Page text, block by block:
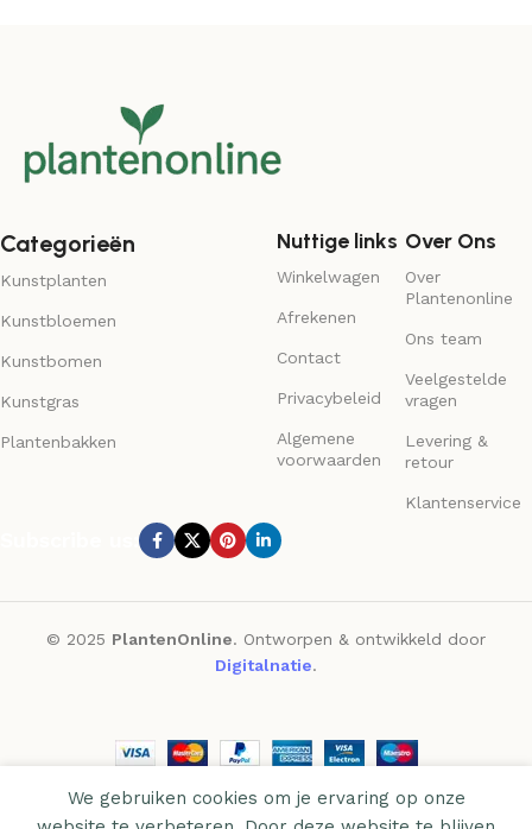
Categorieën
Kunstplanten
Kunstbloemen
Kunstbomen
Kunstgras
Plantenbakken
Nuttige links
Winkelwagen
Afrekenen
Contact
Privacybeleid
Algemene
voorwaarden
Over Ons
Over
Plantenonline
Ons team
Veelgestelde
vragen
Levering &
retour
Klantenservice
© 2025 PlantenOnline. Ontworpen & ontwikkeld door
Digitalnatie.
We gebruiken cookies om je ervaring op onze